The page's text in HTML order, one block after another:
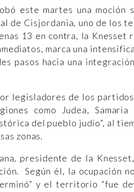
este martes una moción
de Cisjordania, uno de los
13 en contra, la Knesset
marca una
pasos hacia una
legisladores de los
como Judea,
del pueblo judío”, al
zonas.
presidente de la
Según él, la ocupación
y el territorio “fue